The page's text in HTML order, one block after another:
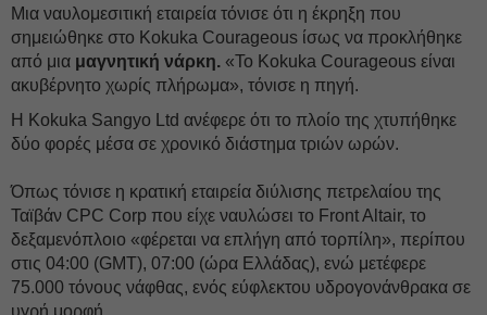
Μια ναυλομεσιτική εταιρεία τόνισε ότι η έκρηξη που
σημειώθηκε στο Κοkuka Courageous ίσως να προκλήθηκε
από μια μαγνητική νάρκη. «Το Κοkuka Courageous είναι
ακυβέρνητο χωρίς πλήρωμα», τόνισε η πηγή.
Η Kokuka Sangyo Ltd ανέφερε ότι το πλοίο της χτυπήθηκε
δύο φορές μέσα σε χρονικό διάστημα τριών ωρών.
Όπως τόνισε η κρατική εταιρεία διύλισης πετρελαίου της
Ταϊβάν CPC Corp που είχε ναυλώσει το Front Altair, το
δεξαμενόπλοιο «φέρεται να επλήγη από τορπίλη», περίπου
στις 04:00 (GMT), 07:00 (ώρα Ελλάδας), ενώ μετέφερε
75.000 τόνους νάφθας, ενός εύφλεκτου υδρογονάνθρακα σε
υγρή μορφή